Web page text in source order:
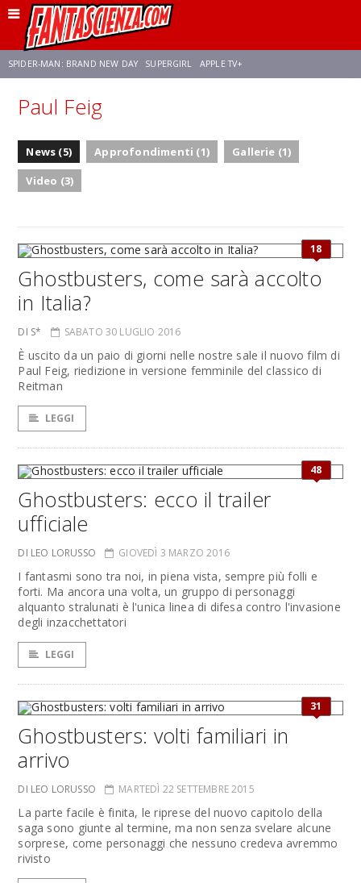
SPIDER-MAN: BRAND NEW DAY SUPERGIRL APPLE TV+
FRANCO RICCIARDIELLO
NETFLIX SADIE SINK
Paul Feig
News (5) Approfondimenti (1)
Gallerie (1)
Video (3)
18
Ghostbusters, come sarà accolto
in Italia?
DI S* SABATO 30 LUGLIO 2016
È uscito da un paio di giorni nelle nostre sale il nuovo film di
Paul Feig, riedizione in versione femminile del classico di
Reitman
LEGGI
48
Ghostbusters: ecco il trailer
ufficiale
DI LEO LORUSSO GIOVEDÌ 3 MARZO 2016
I fantasmi sono tra noi, in piena vista, sempre più folli e
forti. Ma ancora una volta, un gruppo di personaggi
alquanto stralunati è l'unica linea di difesa contro l'invasione
degli inzacchettatori
LEGGI
31
Ghostbusters: volti familiari in
arrivo
DI LEO LORUSSO MARTEDÌ 22 SETTEMBRE 2015
La parte facile è finita, le riprese del nuovo capitolo della
saga sono giunte al termine, ma non senza svelare alcune
sorprese, come personaggi che nessuno credeva avremmo
rivisto